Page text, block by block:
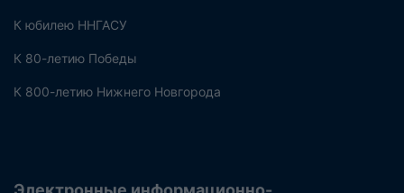
К юбилею ННГАСУ
К 80-летию Победы
К 800-летию Нижнего Новгорода